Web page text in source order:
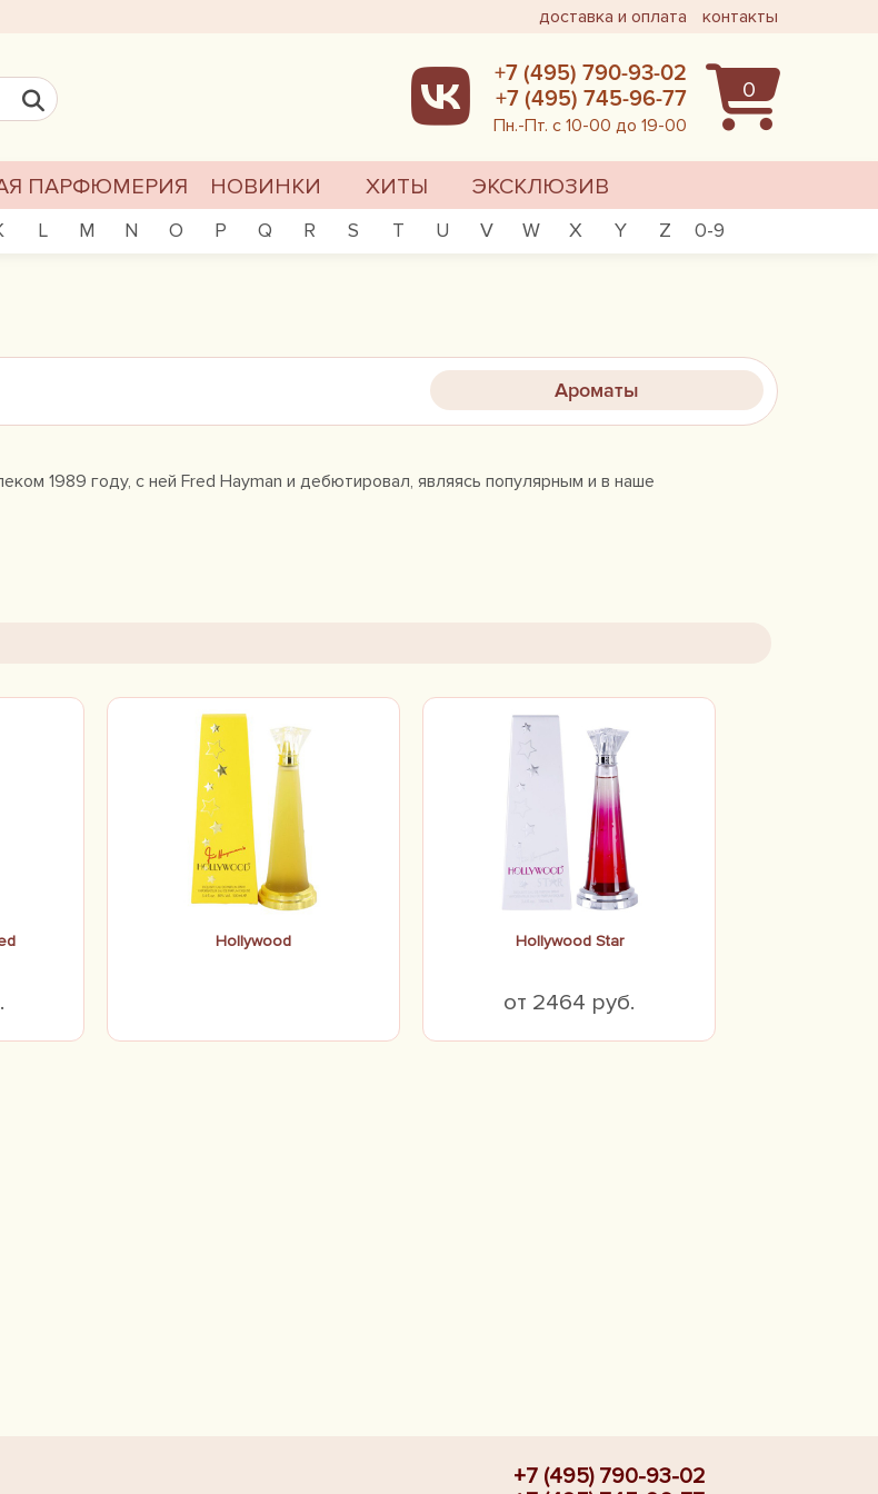
доставка и оплата контакты
0
+7 (495) 790-93-02
+7 (495) 745-96-77
Пн.-Пт. с 10-00 до 19-00
ПАРФЮМЕРИЯ НОВИНКИ ХИТЫ ЭКСКЛЮЗИВ
L M N O P Q R S T U V W X Y Z 0-9
Ароматы
1989 году, с ней Fred Hayman и дебютировал, являясь популярным и в наше
Hollywood Hollywood Star
от 2464 руб.
+7 (495) 790-93-02